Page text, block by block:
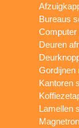
Bureaus
Computer
Deuren
Gordijnen
Kantoren
Lamellen